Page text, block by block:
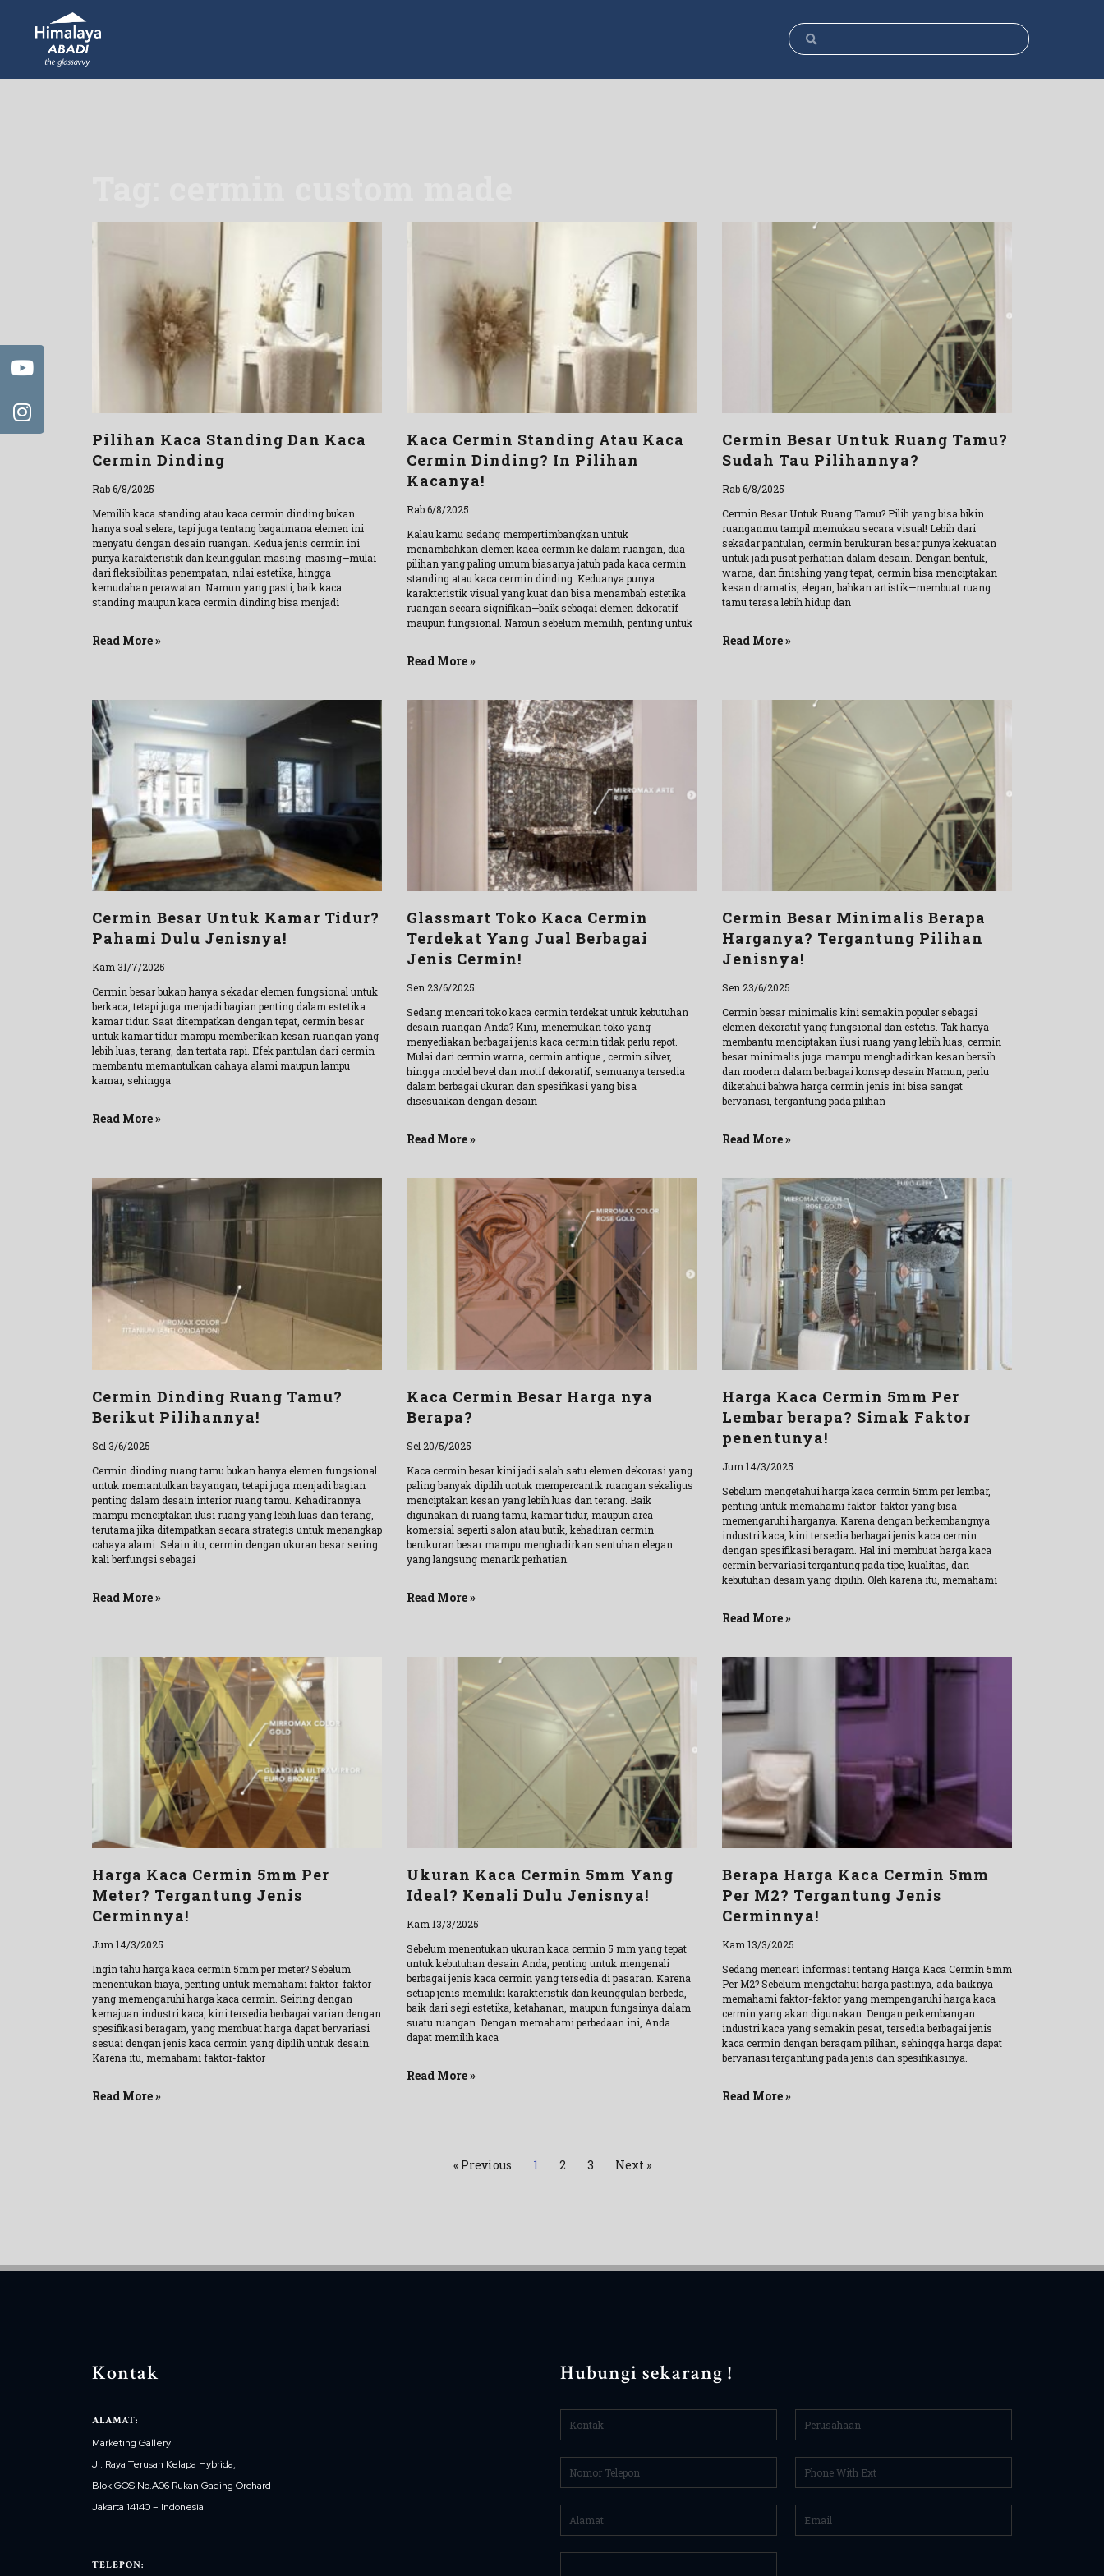
Pilihan Kaca Standing Dan Kaca
Cermin Dinding
Rab 6/8/2025
Memilih kaca standing atau kaca cermin dinding bukan
hanya soal selera, tapi juga tentang bagaimana elemen ini
menyatu dengan desain ruangan. Kedua jenis cermin ini
punya karakteristik dan keunggulan masing-masing—mulai
dari fleksibilitas penempatan, nilai estetika, hingga
kemudahan perawatan. Namun yang pasti, baik kaca
standing maupun kaca cermin dinding bisa menjadi
Read More »
Kaca Cermin Standing Atau Kaca
Cermin Dinding? In Pilihan
Kacanya!
Rab 6/8/2025
Kalau kamu sedang mempertimbangkan untuk
menambahkan elemen kaca cermin ke dalam ruangan, dua
pilihan yang paling umum biasanya jatuh pada kaca cermin
standing atau kaca cermin dinding. Keduanya punya
karakteristik visual yang kuat dan bisa menambah estetika
ruangan secara signifikan—baik sebagai elemen dekoratif
maupun fungsional. Namun sebelum memilih, penting untuk
Read More »
Cermin Besar Untuk Ruang Tamu?
Sudah Tau Pilihannya?
Rab 6/8/2025
Cermin Besar Untuk Ruang Tamu? Pilih yang bisa bikin
ruanganmu tampil memukau secara visual! Lebih dari
sekadar pantulan, cermin berukuran besar punya kekuatan
untuk jadi pusat perhatian dalam desain. Dengan bentuk,
warna, dan finishing yang tepat, cermin bisa menciptakan
kesan dramatis, elegan, bahkan artistik—membuat ruang
tamu terasa lebih hidup dan
Read More »
Cermin Besar Untuk Kamar Tidur?
Pahami Dulu Jenisnya!
Kam 31/7/2025
Cermin besar bukan hanya sekadar elemen fungsional untuk
berkaca, tetapi juga menjadi bagian penting dalam estetika
kamar tidur. Saat ditempatkan dengan tepat, cermin besar
untuk kamar tidur mampu memberikan kesan ruangan yang
lebih luas, terang, dan tertata rapi. Efek pantulan dari cermin
membantu memantulkan cahaya alami maupun lampu
kamar, sehingga
Read More »
Glassmart Toko Kaca Cermin
Terdekat Yang Jual Berbagai
Jenis Cermin!
Sen 23/6/2025
Sedang mencari toko kaca cermin terdekat untuk kebutuhan
desain ruangan Anda? Kini, menemukan toko yang
menyediakan berbagai jenis kaca cermin tidak perlu repot.
Mulai dari cermin warna, cermin antique , cermin silver,
hingga model bevel dan motif dekoratif, semuanya tersedia
dalam berbagai ukuran dan spesifikasi yang bisa
disesuaikan dengan desain
Read More »
Cermin Besar Minimalis Berapa
Harganya? Tergantung Pilihan
Jenisnya!
Sen 23/6/2025
Cermin besar minimalis kini semakin populer sebagai
elemen dekoratif yang fungsional dan estetis. Tak hanya
membantu menciptakan ilusi ruang yang lebih luas, cermin
besar minimalis juga mampu menghadirkan kesan bersih
dan modern dalam berbagai konsep desain Namun, perlu
diketahui bahwa harga cermin jenis ini bisa sangat
bervariasi, tergantung pada pilihan
Read More »
Cermin Dinding Ruang Tamu?
Berikut Pilihannya!
Sel 3/6/2025
Cermin dinding ruang tamu bukan hanya elemen fungsional
untuk memantulkan bayangan, tetapi juga menjadi bagian
penting dalam desain interior ruang tamu. Kehadirannya
mampu menciptakan ilusi ruang yang lebih luas dan terang,
terutama jika ditempatkan secara strategis untuk menangkap
cahaya alami. Selain itu, cermin dengan ukuran besar sering
kali berfungsi sebagai
Read More »
Kaca Cermin Besar Harga nya
Berapa?
Sel 20/5/2025
Kaca cermin besar kini jadi salah satu elemen dekorasi yang
paling banyak dipilih untuk mempercantik ruangan sekaligus
menciptakan kesan yang lebih luas dan terang. Baik
digunakan di ruang tamu, kamar tidur, maupun area
komersial seperti salon atau butik, kehadiran cermin
berukuran besar mampu menghadirkan sentuhan elegan
yang langsung menarik perhatian.
Read More »
Harga Kaca Cermin 5mm Per
Lembar berapa? Simak Faktor
penentunya!
Jum 14/3/2025
Sebelum mengetahui harga kaca cermin 5mm per lembar,
penting untuk memahami faktor-faktor yang bisa
memengaruhi harganya. Karena dengan berkembangnya
industri kaca, kini tersedia berbagai jenis kaca cermin
dengan spesifikasi beragam. Hal ini membuat harga kaca
cermin bervariasi tergantung pada tipe, kualitas, dan
kebutuhan desain yang dipilih. Oleh karena itu, memahami
Read More »
Harga Kaca Cermin 5mm Per
Meter? Tergantung Jenis
Cerminnya!
Jum 14/3/2025
Ingin tahu harga kaca cermin 5mm per meter? Sebelum
menentukan biaya, penting untuk memahami faktor-faktor
yang memengaruhi harga kaca cermin. Seiring dengan
kemajuan industri kaca, kini tersedia berbagai varian dengan
spesifikasi beragam, yang membuat harga dapat bervariasi
sesuai dengan jenis kaca cermin yang dipilih untuk desain.
Karena itu, memahami faktor-faktor
Read More »
Ukuran Kaca Cermin 5mm Yang
Ideal? Kenali Dulu Jenisnya!
Kam 13/3/2025
Sebelum menentukan ukuran kaca cermin 5 mm yang tepat
untuk kebutuhan desain Anda, penting untuk mengenali
berbagai jenis kaca cermin yang tersedia di pasaran. Karena
setiap jenis memiliki karakteristik dan keunggulan berbeda,
baik dari segi estetika, ketahanan, maupun fungsinya dalam
suatu ruangan. Dengan memahami perbedaan ini, Anda
dapat memilih kaca
Read More »
Berapa Harga Kaca Cermin 5mm
Per M2? Tergantung Jenis
Cerminnya!
Kam 13/3/2025
Sedang mencari informasi tentang Harga Kaca Cermin 5mm
Per M2? Sebelum mengetahui harga pastinya, ada baiknya
memahami faktor-faktor yang mempengaruhi harga kaca
cermin yang akan digunakan. Dengan perkembangan
industri kaca yang semakin pesat, tersedia berbagai jenis
kaca cermin dengan beragam pilihan, sehingga harga dapat
bervariasi tergantung pada jenis dan spesifikasinya.
Read More »
« Previous 1 2 3 Next »
Kontak
ALAMAT:
Marketing Gallery
Jl. Raya Terusan Kelapa Hybrida,
Blok GOS No.A06 Rukan Gading Orchard
Jakarta 14140 – Indonesia
TELEPON:
Hubungi sekarang !